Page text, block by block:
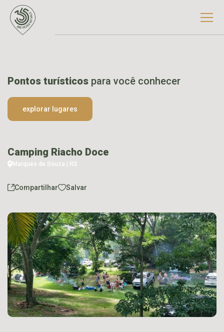
Pontos turísticos para você conhecer
explorar lugares
Camping Riacho Doce
Marques de Souza | RS
Compartilhar Salvar